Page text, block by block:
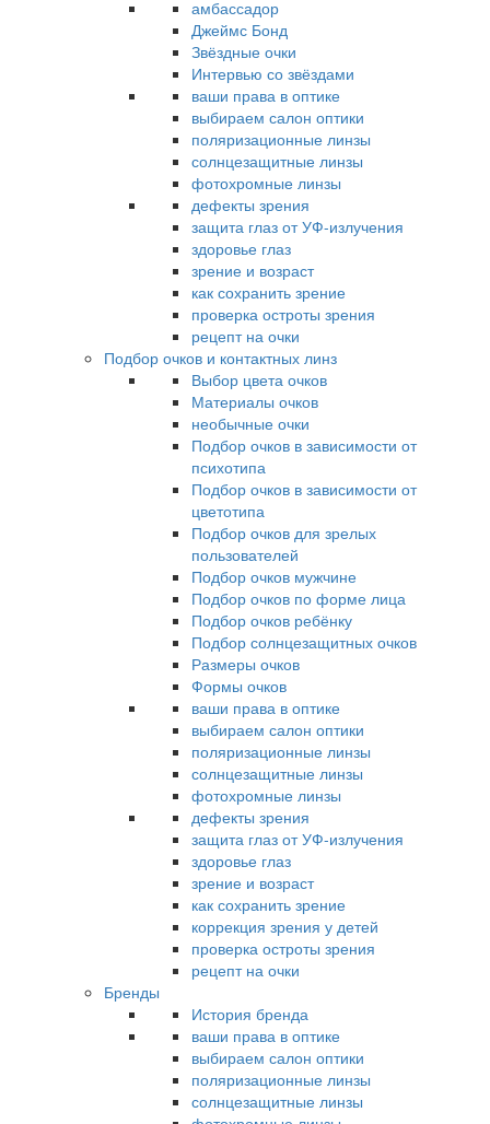
амбассадор
Джеймс Бонд
Звёздные очки
Интервью со звёздами
ваши права в оптике
выбираем салон оптики
поляризационные линзы
солнцезащитные линзы
фотохромные линзы
дефекты зрения
защита глаз от УФ-излучения
здоровье глаз
зрение и возраст
как сохранить зрение
проверка остроты зрения
рецепт на очки
Подбор очков и контактных линз
Выбор цвета очков
Материалы очков
необычные очки
Подбор очков в зависимости от
психотипа
Подбор очков в зависимости от
цветотипа
Подбор очков для зрелых
пользователей
Подбор очков мужчине
Подбор очков по форме лица
Подбор очков ребёнку
Подбор солнцезащитных очков
Размеры очков
Формы очков
ваши права в оптике
выбираем салон оптики
поляризационные линзы
солнцезащитные линзы
фотохромные линзы
дефекты зрения
защита глаз от УФ-излучения
здоровье глаз
зрение и возраст
как сохранить зрение
коррекция зрения у детей
проверка остроты зрения
рецепт на очки
Бренды
История бренда
ваши права в оптике
выбираем салон оптики
поляризационные линзы
солнцезащитные линзы